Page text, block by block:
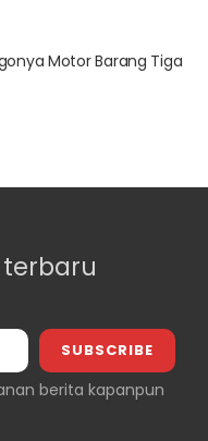
Motor Barang Tiga
berita kapanpun